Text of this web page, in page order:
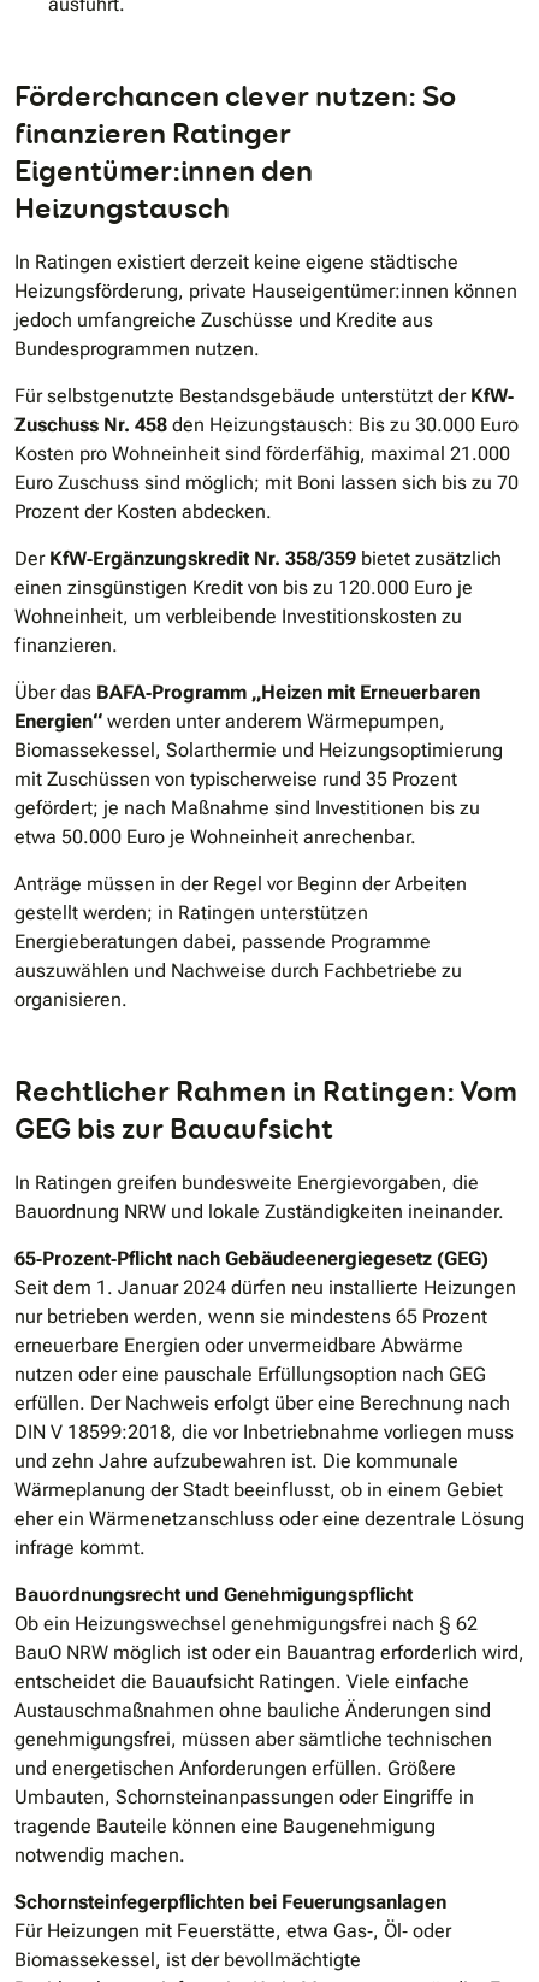
Förderchancen clever nutzen: So
finanzieren Ratinger
Eigentümer:innen den
Heizungstausch
In Ratingen existiert derzeit keine eigene städtische
Heizungsförderung, private Hauseigentümer:innen können
jedoch umfangreiche Zuschüsse und Kredite aus
Bundesprogrammen nutzen.
Für selbstgenutzte Bestandsgebäude unterstützt der KfW‐
Zuschuss Nr. 458 den Heizungstausch: Bis zu 30.000 Euro
Kosten pro Wohneinheit sind förderfähig, maximal 21.000
Euro Zuschuss sind möglich; mit Boni lassen sich bis zu 70
Prozent der Kosten abdecken.
Der KfW‐Ergänzungskredit Nr. 358/359 bietet zusätzlich
einen zinsgünstigen Kredit von bis zu 120.000 Euro je
Wohneinheit, um verbleibende Investitionskosten zu
finanzieren.
Über das BAFA‐Programm „Heizen mit Erneuerbaren
Energien“ werden unter anderem Wärmepumpen,
Biomassekessel, Solarthermie und Heizungsoptimierung
mit Zuschüssen von typischerweise rund 35 Prozent
gefördert; je nach Maßnahme sind Investitionen bis zu
etwa 50.000 Euro je Wohneinheit anrechenbar.
Anträge müssen in der Regel vor Beginn der Arbeiten
gestellt werden; in Ratingen unterstützen
Energieberatungen dabei, passende Programme
auszuwählen und Nachweise durch Fachbetriebe zu
organisieren.
Rechtlicher Rahmen in Ratingen: Vom
GEG bis zur Bauaufsicht
In Ratingen greifen bundesweite Energievorgaben, die
Bauordnung NRW und lokale Zuständigkeiten ineinander.
65‐Prozent‐Pflicht nach Gebäudeenergiegesetz (GEG)
Seit dem 1. Januar 2024 dürfen neu installierte Heizungen
nur betrieben werden, wenn sie mindestens 65 Prozent
erneuerbare Energien oder unvermeidbare Abwärme
nutzen oder eine pauschale Erfüllungsoption nach GEG
erfüllen. Der Nachweis erfolgt über eine Berechnung nach
DIN V 18599:2018, die vor Inbetriebnahme vorliegen muss
und zehn Jahre aufzubewahren ist. Die kommunale
Wärmeplanung der Stadt beeinflusst, ob in einem Gebiet
eher ein Wärmenetzanschluss oder eine dezentrale Lösung
infrage kommt.
Bauordnungsrecht und Genehmigungspflicht
Ob ein Heizungswechsel genehmigungsfrei nach § 62
BauO NRW möglich ist oder ein Bauantrag erforderlich wird,
entscheidet die Bauaufsicht Ratingen. Viele einfache
Austauschmaßnahmen ohne bauliche Änderungen sind
genehmigungsfrei, müssen aber sämtliche technischen
und energetischen Anforderungen erfüllen. Größere
Umbauten, Schornsteinanpassungen oder Eingriffe in
tragende Bauteile können eine Baugenehmigung
notwendig machen.
Schornsteinfegerpflichten bei Feuerungsanlagen
Für Heizungen mit Feuerstätte, etwa Gas‐, Öl‐ oder
Biomassekessel, ist der bevollmächtigte